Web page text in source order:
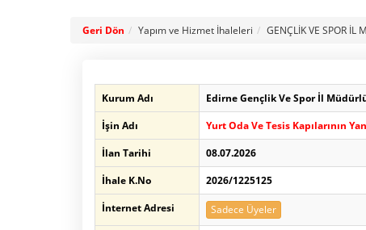
Geri Dön Yapım ve Hizmet İhaleleri GENÇLİK VE SPOR İL
Kurum Adı
Edirne Gençlik Ve Spor İl
İşin Adı
Yurt Oda Ve Tesis Kapılarının
İlan Tarihi
08.07.2026
İhale K.No
2026/1225125
İnternet Adresi
Sadece Üyeler